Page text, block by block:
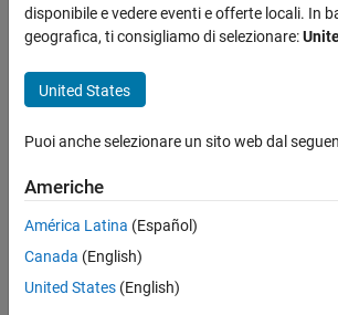
Product
Product Family and Category
Protocol or Standard
Search
MATLAB and
disponibile e vedere eventi e offerte locali. In
geografica, ti consigliamo di selezionare:
United States
Puoi anche selezionare un sito web dal
Americhe
América Latina (Español)
Canada (English)
United States (English)